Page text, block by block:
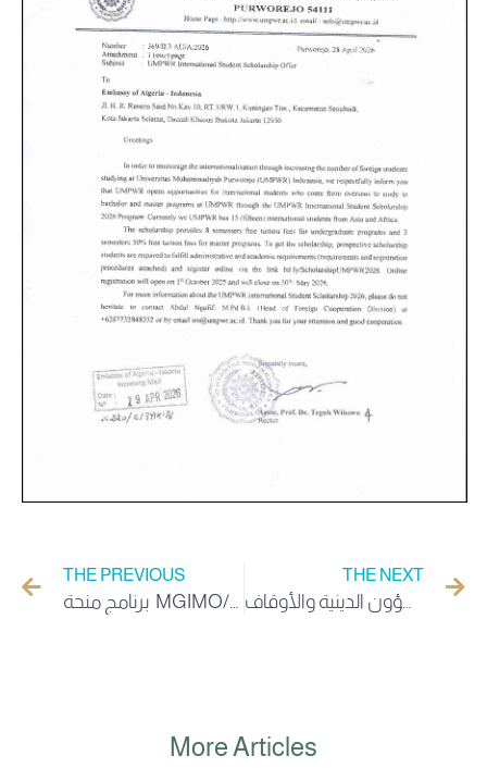
THE PREVIOUS THE NEXT
دعوة للمشاركة في الملتقى الدولي المنظم من طرف وزارة الشؤون الدينية والأوقاف
More Articles